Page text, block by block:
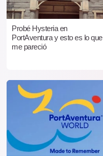
Probé Hysteria en
PortAventura y esto es lo que
me pareció